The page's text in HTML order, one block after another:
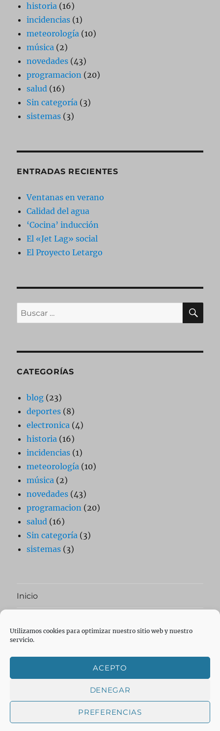
Utilizamos cookies para optimizar nuestro sitio web y nuestro
servicio.
ACEPTO
DENEGAR
PREFERENCIAS
historia (16)
incidencias (1)
meteorología (10)
música (2)
novedades (43)
programacion (20)
salud (16)
Sin categoría (3)
sistemas (3)
ENTRADAS RECIENTES
Ventanas en verano
Calidad del agua
‘Cocina’ inducción
El «Jet Lag» social
El Proyecto Letargo
Buscar
por:
CATEGORÍAS
blog (23)
deportes (8)
electronica (4)
historia (16)
incidencias (1)
meteorología (10)
música (2)
novedades (43)
programacion (20)
salud (16)
Sin categoría (3)
sistemas (3)
Inicio
menú
Aplicaciones
menú
menú
Facebook
TwitterTelegram
Correo
electrónico
YouTube